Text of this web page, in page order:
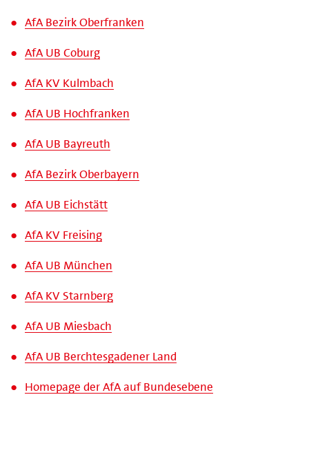
AfA Bezirk Oberfranken
AfA UB Coburg
AfA KV Kulmbach
AfA UB Hochfranken
AfA UB Bayreuth
AfA Bezirk Oberbayern
AfA UB Eichstätt
AfA KV Freising
AfA UB München
AfA KV Starnberg
AfA UB Miesbach
AfA UB Berchtesgadener Land
Homepage der AfA auf Bundesebene